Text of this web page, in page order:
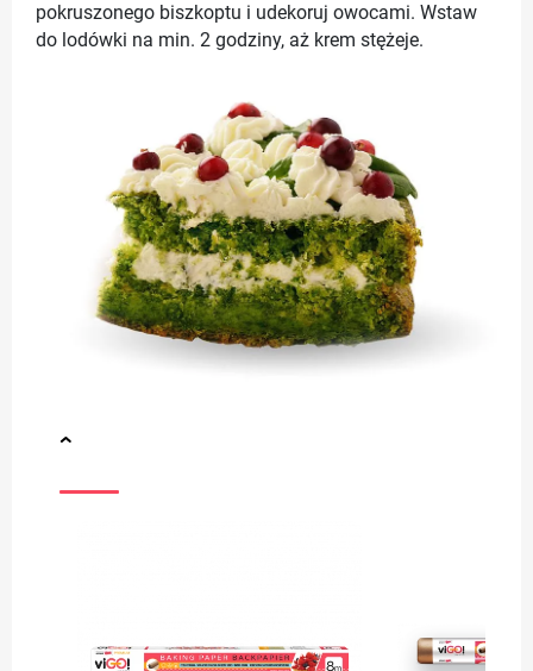
pokruszonego biszkoptu i udekoruj owocami. Wstaw
do lodówki na min. 2 godziny, aż krem stężeje.